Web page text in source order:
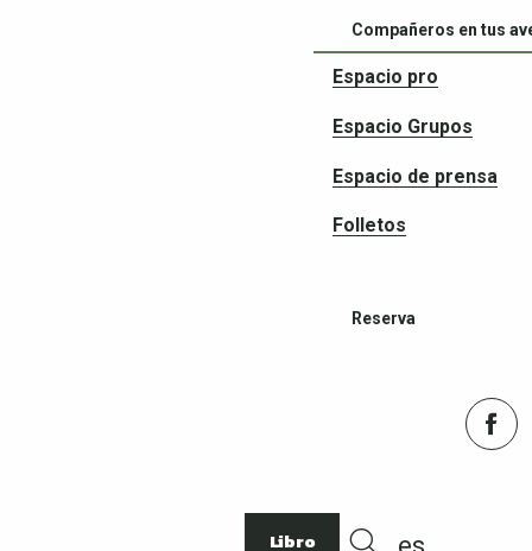
Compañeros en tus
Reserva
Espacio pro
Espacio Grupos
Espacio de prensa
Folletos
Libro